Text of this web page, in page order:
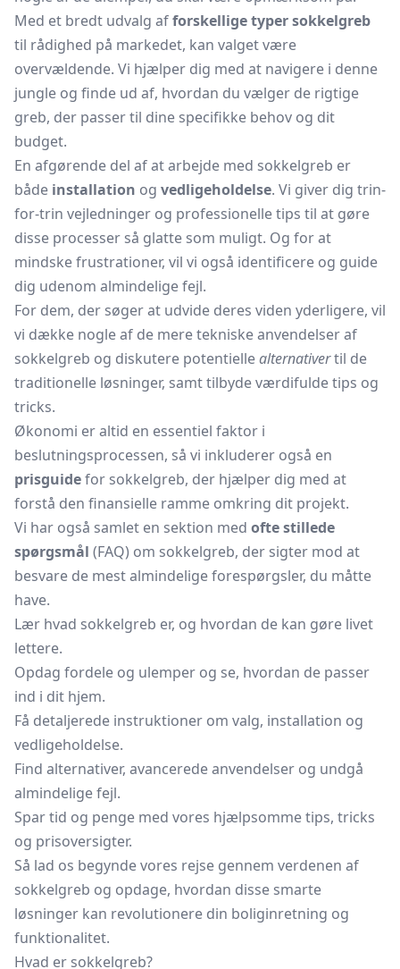
Med et bredt udvalg afforskellige typer sokkelgreb
til rådighed på markedet, kan valget være
overvældende. Vi hjælper dig med at navigere i denne
jungle og finde ud af, hvordan du vælger de rigtige
greb, der passer til dine specifikke behov og dit
budget.
En afgørende del af at arbejde med sokkelgreb er
både installation og vedligeholdelse. Vi giver dig trin-
for-trin vejledninger og professionelle tips til at gøre
disse processer så glatte som muligt. Og for at
mindske frustrationer, vil vi også identificere og guide
dig udenom almindelige fejl.
For dem, der søger at udvide deres viden yderligere, vil
vi dække nogle af de mere tekniske anvendelser af
sokkelgreb og diskutere potentiellealternativertil de
traditionelle løsninger, samt tilbyde værdifulde tips og
tricks.
Økonomi er altid en essentiel faktor i
beslutningsprocessen, så vi inkluderer også en
prisguidefor sokkelgreb, der hjælper dig med at
forstå den finansielle ramme omkring dit projekt.
Vi har også samlet en sektion med ofte stillede
spørgsmål (FAQ) om sokkelgreb, der sigter mod at
besvare de mest almindelige forespørgsler, du måtte
have.
Lær hvad sokkelgreb er, og hvordan de kan gøre livet
lettere.
Opdag fordele og ulemper og se, hvordan de passer
ind i dit hjem.
Få detaljerede instruktioner om valg, installation og
vedligeholdelse.
Find alternativer, avancerede anvendelser og undgå
almindelige fejl.
Spar tid og penge med vores hjælpsomme tips, tricks
og prisoversigter.
Så lad os begynde vores rejse gennem verdenen af
sokkelgreb og opdage, hvordan disse smarte
løsninger kan revolutionere din boliginretning og
funktionalitet.
Hvad er sokkelgreb?